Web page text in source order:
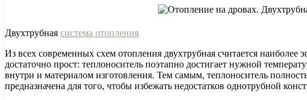
Двухтрубная система отопления
Из всех современных схем отопления двухтрубная считается
достаточно прост: теплоноситель поэтапно достигает нужной
внутри и материалом изготовления. Тем самым, теплоноситель
предназначена для того, чтобы избежать недостатков однотрубной